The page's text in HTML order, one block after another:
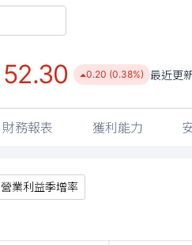
52.30 0.20 (0.38%) 最近更
財務報表 獲利能力
營業利益季增率